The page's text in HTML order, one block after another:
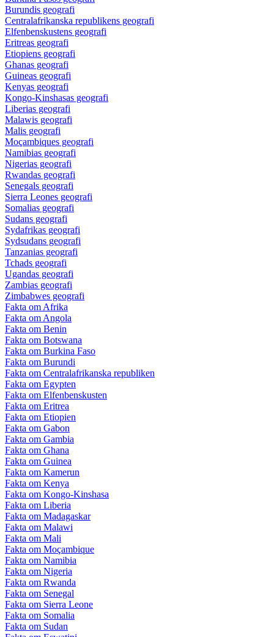
Burundis geografi
Centralafrikanska republikens geografi
Elfenbenskustens geografi
Eritreas geografi
Etiopiens geografi
Ghanas geografi
Guineas geografi
Kenyas geografi
Kongo-Kinshasas geografi
Liberias geografi
Malawis geografi
Malis geografi
Moçambiques geografi
Namibias geografi
Nigerias geografi
Rwandas geografi
Senegals geografi
Sierra Leones geografi
Somalias geografi
Sudans geografi
Sydafrikas geografi
Sydsudans geografi
Tanzanias geografi
Tchads geografi
Ugandas geografi
Zambias geografi
Zimbabwes geografi
Fakta om Afrika
Fakta om Angola
Fakta om Benin
Fakta om Botswana
Fakta om Burkina Faso
Fakta om Burundi
Fakta om Centralafrikanska republiken
Fakta om Egypten
Fakta om Elfenbenskusten
Fakta om Eritrea
Fakta om Etiopien
Fakta om Gabon
Fakta om Gambia
Fakta om Ghana
Fakta om Guinea
Fakta om Kamerun
Fakta om Kenya
Fakta om Kongo-Kinshasa
Fakta om Liberia
Fakta om Madagaskar
Fakta om Malawi
Fakta om Mali
Fakta om Moçambique
Fakta om Namibia
Fakta om Nigeria
Fakta om Rwanda
Fakta om Senegal
Fakta om Sierra Leone
Fakta om Somalia
Fakta om Sudan